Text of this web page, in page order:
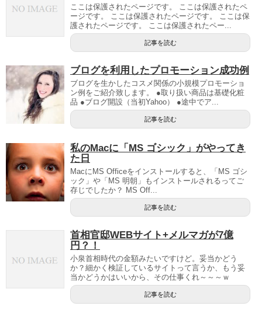
ここは保護されたページです。 ここは保護されたペ
ージです。 ここは保護されたページです。 ここは保
護されたページです。 ここは保護されたペー...
記事を読む
ブログを利用したプロモーション成功例
ブログを生かしたコスメ関係の小規模プロモーショ
ン例をご紹介致します。 ●取り扱い商品は基礎化粧
品 ●ブログ開設（当初Yahoo） ●途中でア...
記事を読む
私のMacに「MS ゴシック」がやってき
た日
MacにMS Officeをインストールすると、「MS ゴシ
ック」や「MS 明朝」もインストールされるってご
存じでしたか？ MS Off...
記事を読む
首相官邸WEBサイト+メルマガが7億
円？！
小泉首相時代の金額みたいですけど。妥当かどう
か？細かく検証しているサイトって言うか、もう妥
当かどうかはいいから、その仕事くれ～～～ｗ
記事を読む